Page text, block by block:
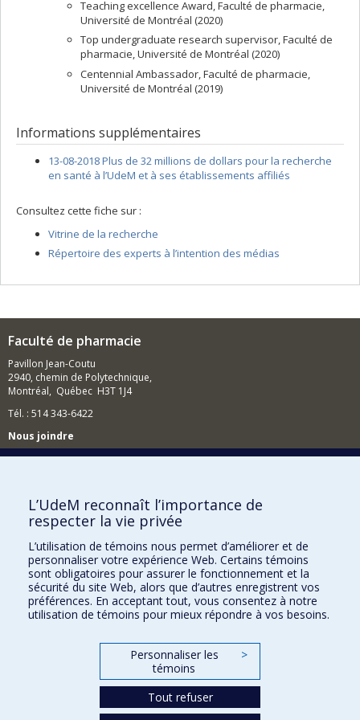
Teaching excellence Award, Faculté de pharmacie,
Université de Montréal (2020)
Top undergraduate research supervisor, Faculté de
pharmacie, Université de Montréal (2020)
Centennial Ambassador, Faculté de pharmacie,
Université de Montréal (2019)
Informations supplémentaires
13-08-2018 Plus de 32 millions de dollars pour la recherche
en santé à l’UdeM et à ses établissements affiliés
Consultez cette fiche sur :
Vitrine de la recherche
Répertoire des experts à l’intention des médias
Faculté de pharmacie
Pavillon Jean-Coutu
2940, chemin de Polytechnique,
Montréal, Québec H3T 1J4
Tél. : 514 343-6422
Nous joindre
Nous trouver
Plan du site
Accessibilité
L’UdeM reconnaît l’importance de
respecter la vie privée
L’utilisation de témoins nous permet d’améliorer et de
personnaliser votre expérience Web. Certains témoins
sont obligatoires pour assurer le fonctionnement et la
sécurité du site Web, alors que d’autres enregistrent vos
préférences. En acceptant tout, vous consentez à notre
utilisation de témoins pour mieux répondre à vos besoins.
Personnaliser les
témoins
>
Tout refuser